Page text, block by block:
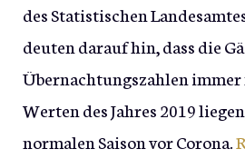
des Statistischen
deuten darauf hin, dass die
Übernachtungszahlen immer
Werten des Jahres 2019
normalen Saison vor Corona.